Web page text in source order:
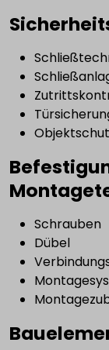
Schrauben
Dübel